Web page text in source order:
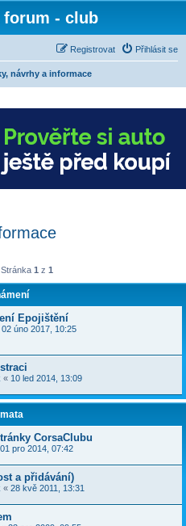
forum - club
Přihlásit se
Registrovat
návrhy a informace
1 z 1
Epojištění
02 úno 2017, 10:25
« 10 led 2014, 13:09
CorsaClubu
01 pro 2014, 07:42
a přidávání)
« 28 kvě 2011, 13:31